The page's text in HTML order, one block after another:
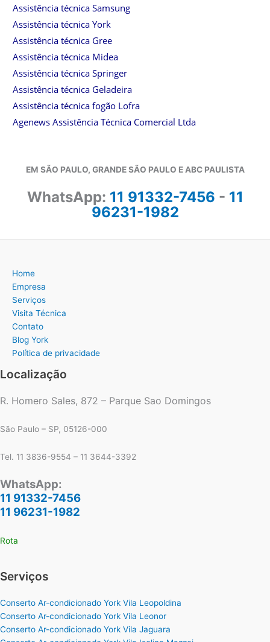
Assistência técnica Samsung
Assistência técnica York
Assistência técnica Gree
Assistência técnica Midea
Assistência técnica Springer
Assistência técnica Geladeira
Assistência técnica fogão Lofra
Agenews Assistência Técnica Comercial Ltda
EM SÃO PAULO, GRANDE SÃO PAULO E ABC PAULISTA
WhatsApp: 11 91332-7456 - 11
96231-1982
Home
Empresa
Serviços
Visita Técnica
Contato
Blog York
Política de privacidade
Localização
R. Homero Sales, 872 – Parque Sao Domingos
São Paulo – SP, 05126-000
Tel. 11 3836-9554 – 11 3644-3392
WhatsApp:
11 91332-7456
11 96231-1982
Rota
Serviços
Conserto Ar-condicionado York Vila Leopoldina
Conserto Ar-condicionado York Vila Leonor
Conserto Ar-condicionado York Vila Jaguara